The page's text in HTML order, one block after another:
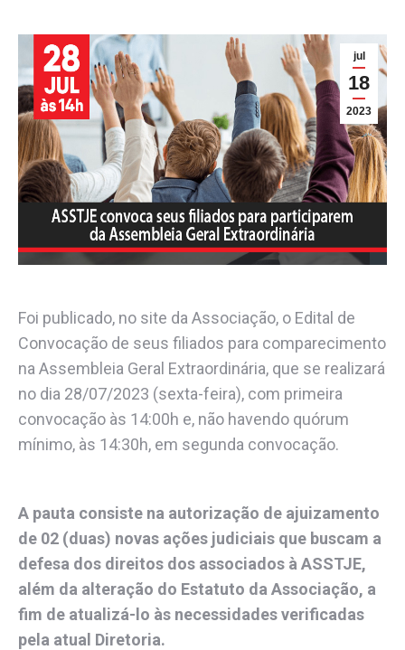
jul
18
2023
Foi publicado, no site da Associação, o Edital de
Convocação de seus filiados para comparecimento
na Assembleia Geral Extraordinária, que se realizará
no dia 28/07/2023 (sexta-feira), com primeira
convocação às 14:00h e, não havendo quórum
mínimo, às 14:30h, em segunda convocação.
A pauta consiste na autorização de ajuizamento
de 02 (duas) novas ações judiciais que buscam a
defesa dos direitos dos associados à ASSTJE,
além da alteração do Estatuto da Associação, a
fim de atualizá-lo às necessidades verificadas
pela atual Diretoria.